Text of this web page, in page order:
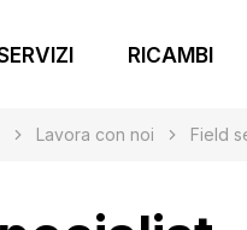
RICAMBI
Lavora con noi Field